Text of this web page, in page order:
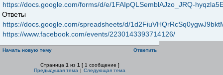
https://docs.google.com/forms/d/e/1FAIpQLSemblAJzo_JRQ-
Ответы
https://docs.google.com/spreadsheets/d/
https://www.facebook.com/events/2230143393714126/
Начать новую тему Ответить
Страница 1 из 1 [ 1 сообщение ]
Предыдущая тема | Следующая тема